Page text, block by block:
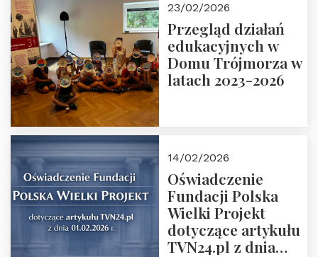
Rozmawiają red.
Grzegorz Górny i
prof. Michał
Łuczewski
23/02/2026
Przegląd działań
edukacyjnych w
Domu Trójmorza w
latach 2023-2026
14/02/2026
Oświadczenie
Fundacji Polska
Wielki Projekt
dotyczące artykułu
TVN24.pl z dnia